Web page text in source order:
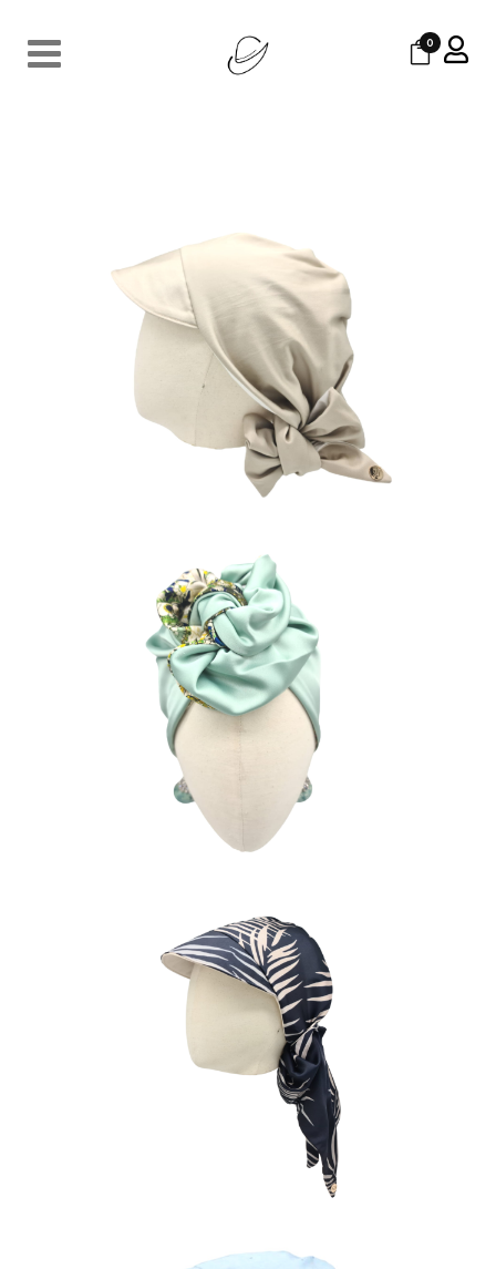
0
MIREILLE PRALINE
80€
GALA JADE
85
MIREILLE PALMIER
80 €